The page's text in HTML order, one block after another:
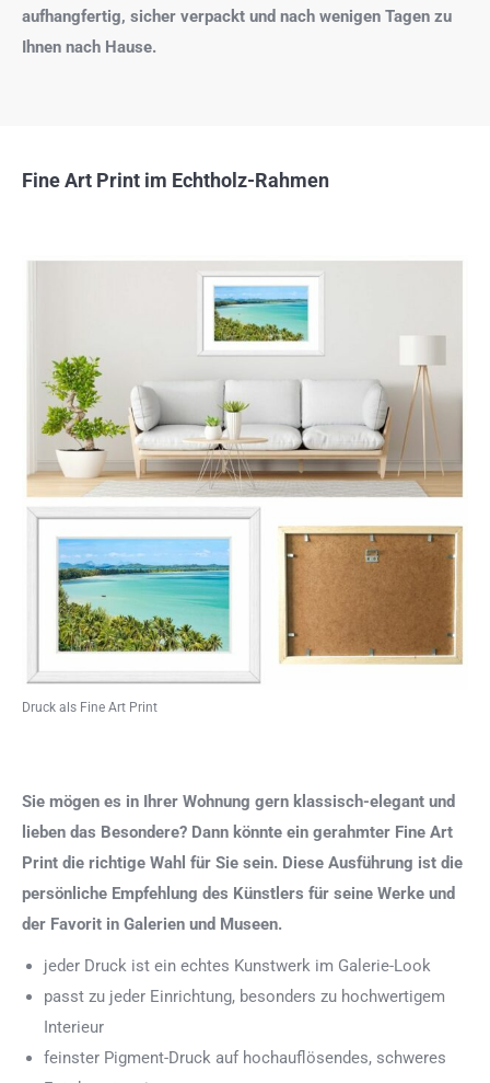
aufhangfertig, sicher verpackt und nach wenigen Tagen zu
Ihnen nach Hause.
Fine Art Print im Echtholz-Rahmen
Druck als Fine Art Print
Sie mögen es in Ihrer Wohnung gern klassisch-elegant und
lieben das Besondere? Dann könnte ein gerahmter Fine Art
Print die richtige Wahl für Sie sein. Diese Ausführung ist die
persönliche Empfehlung des Künstlers für seine Werke und
der Favorit in Galerien und Museen.
jeder Druck ist ein echtes Kunstwerk im Galerie-Look
passt zu jeder Einrichtung, besonders zu hochwertigem
Interieur
feinster Pigment-Druck auf hochauflösendes, schweres